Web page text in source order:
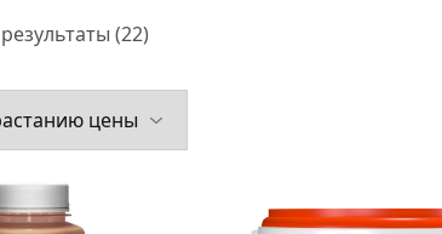
(22)